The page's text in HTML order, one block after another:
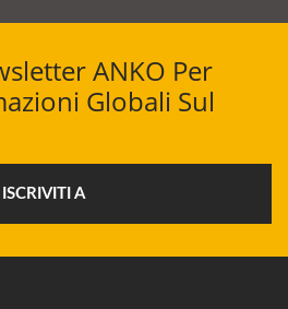
ANKO Per
Globali Sul
ISCRIVITI A